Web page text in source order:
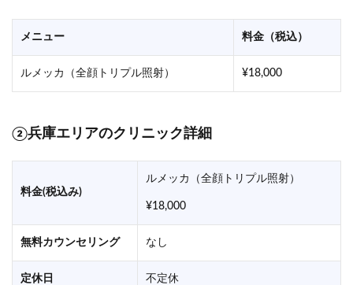
メニュー 料金（税込）
ルメッカ（全顔トリプル照射） ¥18,000
②兵庫エリアのクリニック詳細
料金(税込み)
ルメッカ（全顔トリプル照射）
¥18,000
無料カウンセリング なし
定休日 不定休